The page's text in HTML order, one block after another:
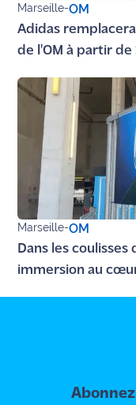
Marseille-OM
Adidas
de l'OM à partir
Marseille-OM
Dans les coulisses
immersion au